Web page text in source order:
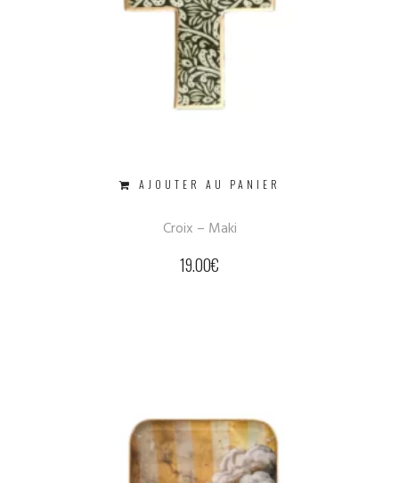
AJOUTER AU PANIER
Croix – Maki
19.00€